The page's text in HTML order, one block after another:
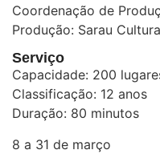
Coordenação de
Produção: Sarau
Serviço
Capacidade: 200
Classificação: 12 anos
Duração: 80 minutos
8 a 31 de março